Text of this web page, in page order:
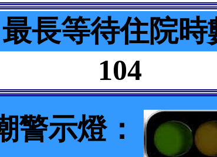
最長等待住院時
104
警示燈：